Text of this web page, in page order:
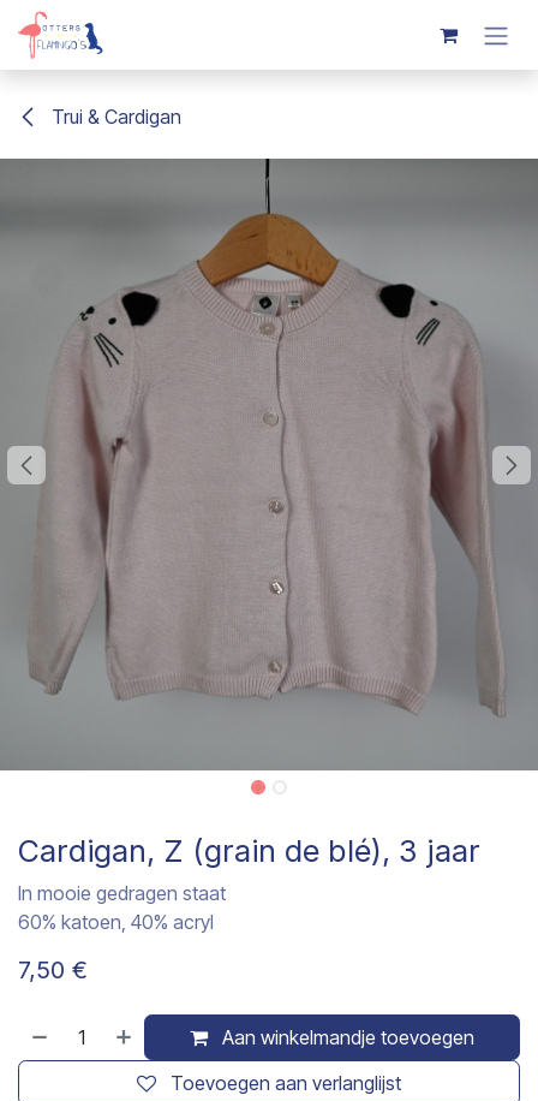
Overslaan naar inhoud
Trui & Cardigan
Cardigan, Z (grain de blé), 3 jaar
In mooie gedragen staat
60% katoen, 40% acryl
7,50 €
Aan winkelmandje toevoegen
Toevoegen aan verlanglijst